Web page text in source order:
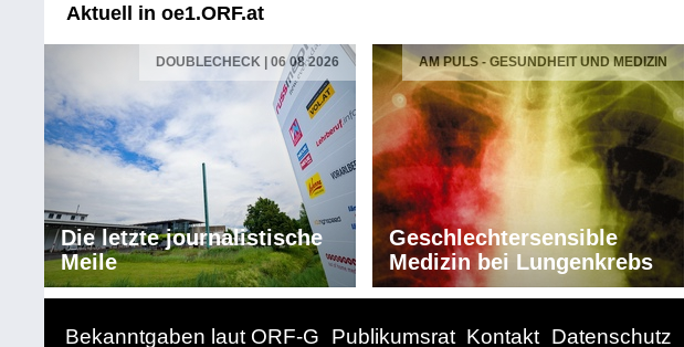
Aktuell in oe1.ORF.at
DOUBLECHECK | 06 08 2026
Die letzte journalistische
Meile
AM PULS - GESUNDHEIT UND MEDIZIN
Geschlechtersensible
Medizin bei Lungenkrebs
Bekanntgaben laut ORF-G Publikumsrat Kontakt Datenschutz